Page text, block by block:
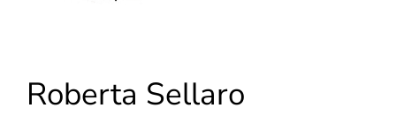
Roberta Sellaro